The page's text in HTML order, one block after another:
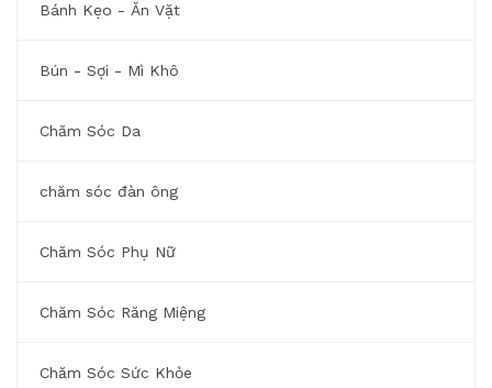
Bánh Kẹo - Ăn Vặt
Bún - Sợi - Mì Khô
Chăm Sóc Da
chăm sóc đàn ông
Chăm Sóc Phụ Nữ
Chăm Sóc Răng Miệng
Chăm Sóc Sức Khỏe